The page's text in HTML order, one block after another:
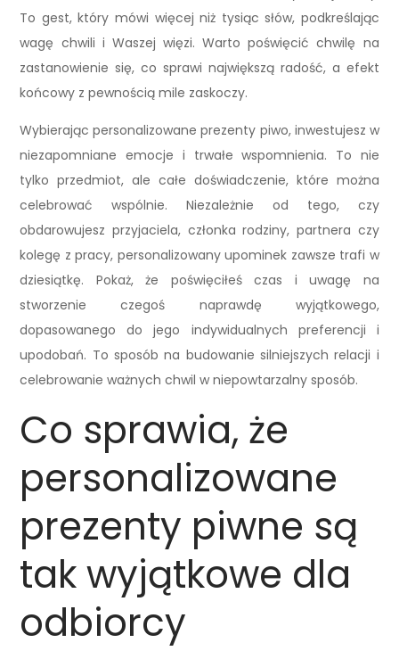
To gest, który mówi więcej niż tysiąc słów, podkreślając
wagę chwili i Waszej więzi. Warto poświęcić chwilę na
zastanowienie się, co sprawi największą radość, a efekt
końcowy z pewnością mile zaskoczy.
Wybierając personalizowane prezenty piwo, inwestujesz w
niezapomniane emocje i trwałe wspomnienia. To nie
tylko przedmiot, ale całe doświadczenie, które można
celebrować wspólnie. Niezależnie od tego, czy
obdarowujesz przyjaciela, członka rodziny, partnera czy
kolegę z pracy, personalizowany upominek zawsze trafi w
dziesiątkę. Pokaż, że poświęciłeś czas i uwagę na
stworzenie czegoś naprawdę wyjątkowego,
dopasowanego do jego indywidualnych preferencji i
upodobań. To sposób na budowanie silniejszych relacji i
celebrowanie ważnych chwil w niepowtarzalny sposób.
Co sprawia, że
personalizowane
prezenty piwne są
tak wyjątkowe dla
odbiorcy